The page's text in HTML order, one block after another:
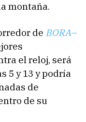
montaña.
de BORA–
el reloj, será
5 y 13 y podría
de
de su